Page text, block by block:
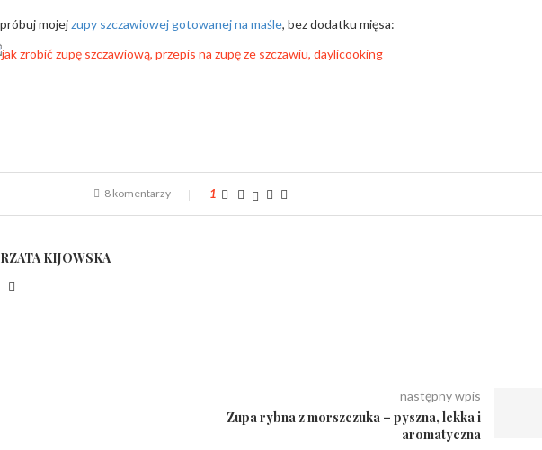
mojejzupy szczawiowej gotowanej na maśle, bez dodatku mięsa:
8 komentarzy 1
KIJOWSKA
następny wpis
Zupa rybna z morszczuka – pyszna, lekka i
aromatyczna